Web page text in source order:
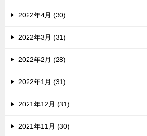
2022年4月 (30)
2022年3月 (31)
2022年2月 (28)
2022年1月 (31)
2021年12月 (31)
2021年11月 (30)